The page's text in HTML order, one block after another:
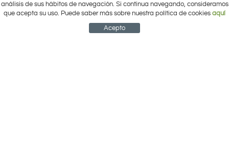
Ofertas
Marcas
ARACENA (Huelva)
959 12 63 64
info@electrobricogarden.com
CUENTA CESTA
análisis de sus hábitos de navegación. Si continua navegando, consideramos
que acepta su uso. Puede saber más sobre nuestra política de cookies aquí
Acepto